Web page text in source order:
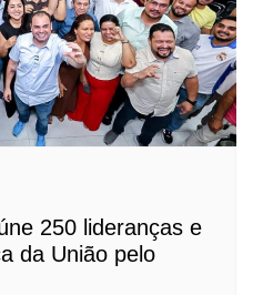
250 lideranças e
da União pelo